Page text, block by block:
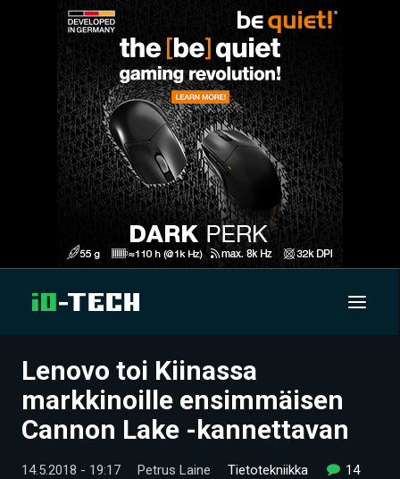
UUTISET
ARTIKKELIT
VIDEOT
Lenovo toi Kiinassa
markkinoille ensimmäisen
Cannon Lake -kannettavan
14.5.2018 - 19:17 Petrus Laine Tietotekniikka 14